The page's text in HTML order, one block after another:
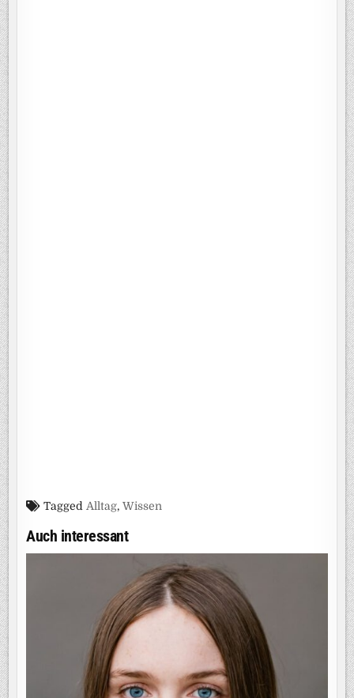
Tagged Alltag,Wissen
Auch interessant